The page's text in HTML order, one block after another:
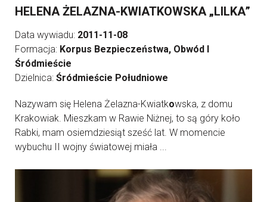
HELENA ŻELAZNA-KWIATKOWSKA „LILKA”
Data wywiadu: 2011-11-08
Formacja: Korpus Bezpieczeństwa, Obwód I
Śródmieście
Dzielnica: Śródmieście Południowe
Nazywam się Helena Żelazna-Kwiatkowska, z domu
Krakowiak. Mieszkam w Rawie Niżnej, to są góry koło
Rabki, mam osiemdziesiąt sześć lat. W momencie
wybuchu II wojny światowej miała ...